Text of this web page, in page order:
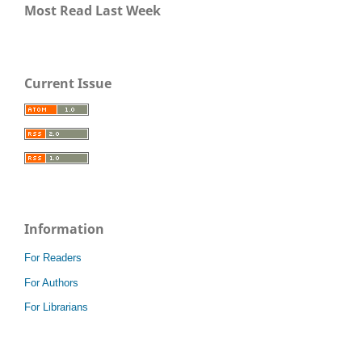
Most Read Last Week
Current Issue
Information
For Readers
For Authors
For Librarians